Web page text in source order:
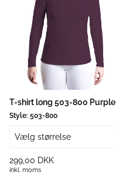
T-shirt long 503-800 Purple
Style: 503-800
Vælg størrelse
299,00 DKK
inkl. moms